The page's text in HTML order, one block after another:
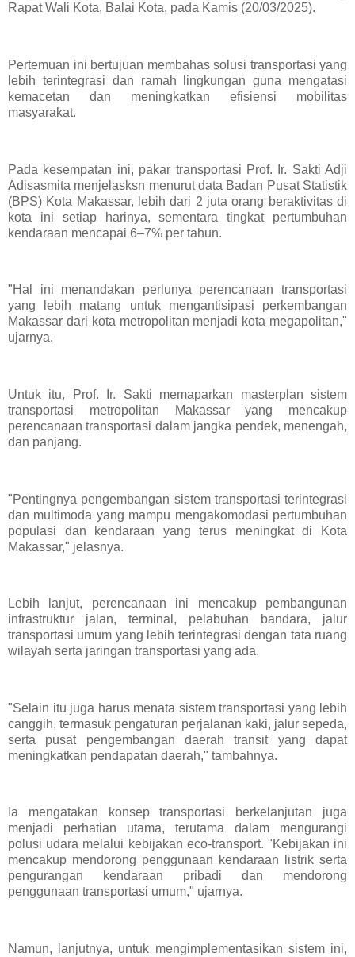
Rapat Wali Kota, Balai Kota, pada Kamis (20/03/2025).
Pertemuan ini bertujuan membahas solusi transportasi yang
lebih terintegrasi dan ramah lingkungan guna mengatasi
kemacetan dan meningkatkan efisiensi mobilitas
masyarakat.
Pada kesempatan ini, pakar transportasi Prof. Ir. Sakti Adji
Adisasmita menjelasksn menurut data Badan Pusat Statistik
(BPS) Kota Makassar, lebih dari 2 juta orang beraktivitas di
kota ini setiap harinya, sementara tingkat pertumbuhan
kendaraan mencapai 6–7% per tahun.
"Hal ini menandakan perlunya perencanaan transportasi
yang lebih matang untuk mengantisipasi perkembangan
Makassar dari kota metropolitan menjadi kota megapolitan,"
ujarnya.
Untuk itu, Prof. Ir. Sakti memaparkan masterplan sistem
transportasi metropolitan Makassar yang mencakup
perencanaan transportasi dalam jangka pendek, menengah,
dan panjang.
"Pentingnya pengembangan sistem transportasi terintegrasi
dan multimoda yang mampu mengakomodasi pertumbuhan
populasi dan kendaraan yang terus meningkat di Kota
Makassar," jelasnya.
Lebih lanjut, perencanaan ini mencakup pembangunan
infrastruktur jalan, terminal, pelabuhan bandara, jalur
transportasi umum yang lebih terintegrasi dengan tata ruang
wilayah serta jaringan transportasi yang ada.
"Selain itu juga harus menata sistem transportasi yang lebih
canggih, termasuk pengaturan perjalanan kaki, jalur sepeda,
serta pusat pengembangan daerah transit yang dapat
meningkatkan pendapatan daerah," tambahnya.
Ia mengatakan konsep transportasi berkelanjutan juga
menjadi perhatian utama, terutama dalam mengurangi
polusi udara melalui kebijakan eco-transport. "Kebijakan ini
mencakup mendorong penggunaan kendaraan listrik serta
pengurangan kendaraan pribadi dan mendorong
penggunaan transportasi umum," ujarnya.
Namun, lanjutnya, untuk mengimplementasikan sistem ini,